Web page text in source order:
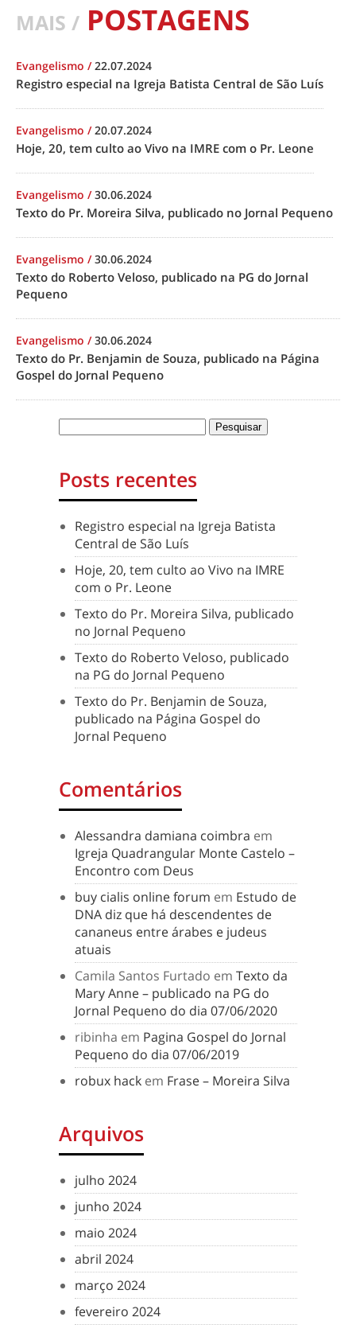
MAIS / POSTAGENS
Evangelismo /22.07.2024
Registro especial na Igreja Batista Central de São Luís
Evangelismo /20.07.2024
Hoje, 20, tem culto ao Vivo na IMRE com o Pr. Leone
Evangelismo /30.06.2024
Texto do Pr. Moreira Silva, publicado no Jornal Pequeno
Evangelismo /30.06.2024
Texto do Roberto Veloso, publicado na PG do Jornal
Pequeno
Evangelismo /30.06.2024
Texto do Pr. Benjamin de Souza, publicado na Página
Gospel do Jornal Pequeno
Posts recentes
Registro especial na Igreja Batista
Central de São Luís
Hoje, 20, tem culto ao Vivo na IMRE
com o Pr. Leone
Texto do Pr. Moreira Silva, publicado
no Jornal Pequeno
Texto do Roberto Veloso, publicado
na PG do Jornal Pequeno
Texto do Pr. Benjamin de Souza,
publicado na Página Gospel do
Jornal Pequeno
Comentários
Alessandra damiana coimbra em
Igreja Quadrangular Monte Castelo –
Encontro com Deus
buy cialis online forum em Estudo de
DNA diz que há descendentes de
cananeus entre árabes e judeus
atuais
Camila Santos Furtado em Texto da
Mary Anne – publicado na PG do
Jornal Pequeno do dia 07/06/2020
ribinha em Pagina Gospel do Jornal
Pequeno do dia 07/06/2019
robux hack em Frase – Moreira Silva
Arquivos
julho 2024
junho 2024
maio 2024
abril 2024
março 2024
fevereiro 2024